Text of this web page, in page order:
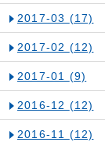
2017-03 (17)
2017-02 (12)
2017-01 (9)
2016-12 (12)
2016-11 (12)